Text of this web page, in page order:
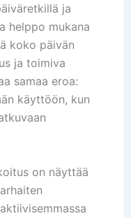
ja
helppo mukana
koko päivän
ja toimiva
samaa eroa:
käyttöön, kun
on näyttää